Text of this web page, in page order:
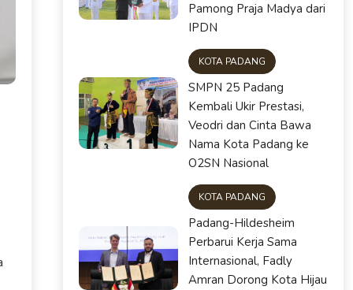
Pamong Praja Madya dari
IPDN
KOTA PADANG
SMPN 25 Padang
Kembali Ukir Prestasi,
Veodri dan Cinta Bawa
Nama Kota Padang ke
O2SN Nasional
KOTA PADANG
Padang-Hildesheim
Perbarui Kerja Sama
Internasional, Fadly
Amran Dorong Kota Hijau